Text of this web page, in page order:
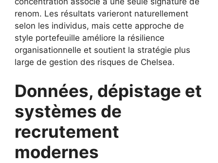
renom. Les résultats varieront naturellement
selon les individus, mais cette approche de
style portefeuille améliore la résilience
organisationnelle et soutient la stratégie plus
large de gestion des risques de Chelsea.
Données, dépistage et
systèmes de
recrutement
modernes